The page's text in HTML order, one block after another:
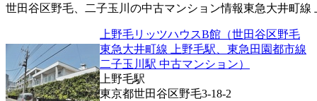
世田谷区野毛、二子玉川の中古マンション情報東急大井町線
上野毛リッツハウスB館（世田谷区野毛
東急大井町線 上野毛駅、東急田園都市線
二子玉川駅 中古マンション）
上野毛駅
東京都世田谷区野毛3-18-2